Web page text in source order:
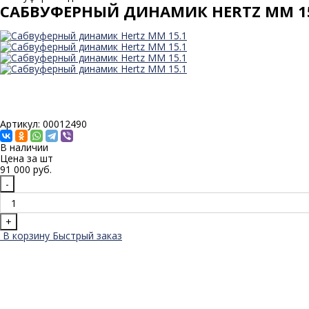
САБВУФЕРНЫЙ ДИНАМИК HERTZ MM
Артикул: 00012490
В наличии
Цена за шт
91 000 руб.
-
+
В корзину Быстрый заказ